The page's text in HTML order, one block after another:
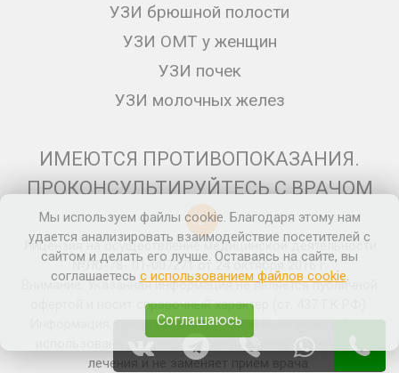
УЗИ брюшной полости
УЗИ ОМТ у женщин
УЗИ почек
УЗИ молочных желез
ИМЕЮТСЯ ПРОТИВОПОКАЗАНИЯ.
ПРОКОНСУЛЬТИРУЙТЕСЬ С ВРАЧОМ
12+
Лицензия на осуществление медицинской деятельности
№ЛО-78- 01-007271 от 24 октября 2016 г.
Внимание: Указанная информация не является публичной
офертой и носит справочный характер (ст. 437 ГК РФ).
Информация, представленная на сайте, не может быть
лечения и не заменяет прием врача.
Мы используем файлы cookie. Благодаря этому нам
удается анализировать взаимодействие посетителей с
сайтом и делать его лучше. Оставаясь на сайте, вы
соглашаетесь с использованием файлов cookie.
Соглашаюсь